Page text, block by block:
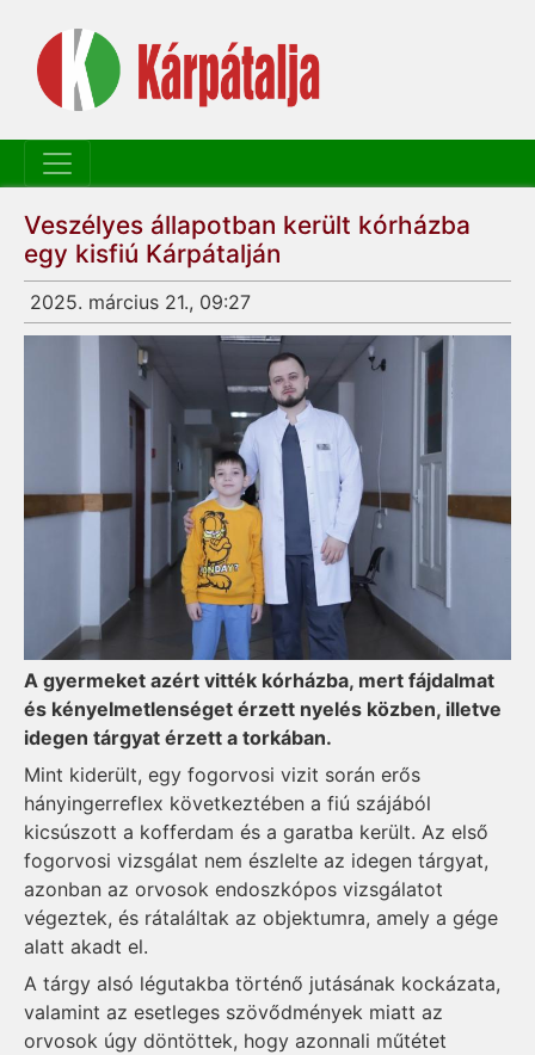
Veszélyes állapotban került kórházba
egy kisfiú Kárpátalján
2025. március 21., 09:27
A gyermeket azért vitték kórházba, mert fájdalmat
és kényelmetlenséget érzett nyelés közben, illetve
idegen tárgyat érzett a torkában.
Mint kiderült, egy fogorvosi vizit során erős
hányingerreflex következtében a fiú szájából
kicsúszott a kofferdam és a garatba került. Az első
fogorvosi vizsgálat nem észlelte az idegen tárgyat,
azonban az orvosok endoszkópos vizsgálatot
végeztek, és rátaláltak az objektumra, amely a gége
alatt akadt el.
A tárgy alsó légutakba történő jutásának kockázata,
valamint az esetleges szövődmények miatt az
orvosok úgy döntöttek, hogy azonnali műtétet